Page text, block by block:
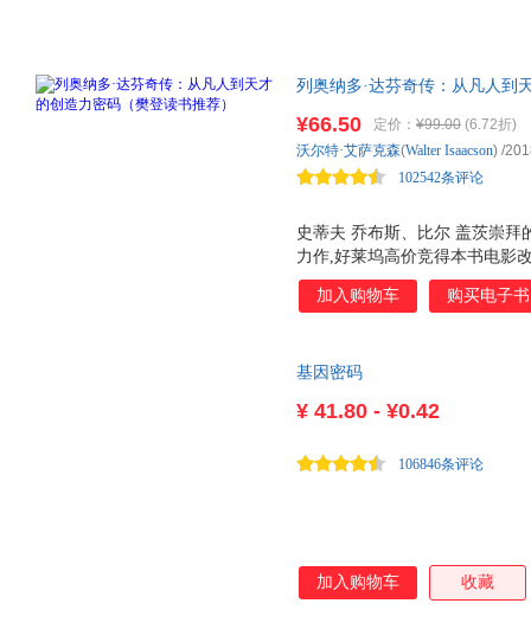
中国环境科学出版社
北京出版社
国际文化出版公司
四川人
漓江出版社
东方出
云南大学出版社
东南大
广西师范大学出版社
北京燕
国家行政学院出版社 浙江摄
列奥纳多·达芬奇传：从凡人到
史蒂夫 乔布斯、比尔 盖茨崇拜
力作,好莱坞高价竞得本书电影
书单头条推荐 《纽约时报》、
爷、严伯钧、山水美术馆、新
知名的画家在17 世纪画的一幅
在 半透 的达 芬奇的真实身份
品质呈现
¥66.50 定价： ¥99.00 (6.72折)
102542条评论
沃尔特·艾萨克森(Walter Isaacson) /
加入购物车 购买电子书
基因密码
¥ 41.80 - ¥0.42
106846条评论
加入购物车 收藏